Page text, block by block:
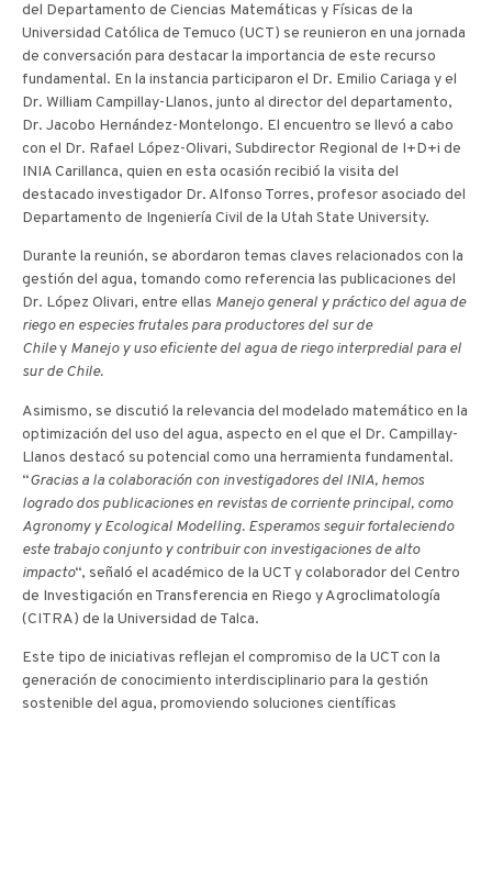
del Departamento de Ciencias Matemáticas y Físicas de la
Universidad Católica de Temuco (UCT) se reunieron en una jornada
de conversación para destacar la importancia de este recurso
fundamental. En la instancia participaron el Dr. Emilio Cariaga y el
Dr. William Campillay-Llanos, junto al director del departamento,
Dr. Jacobo Hernández-Montelongo. El encuentro se llevó a cabo
con el Dr. Rafael López-Olivari, Subdirector Regional de I+D+i de
INIA Carillanca, quien en esta ocasión recibió la visita del
destacado investigador Dr. Alfonso Torres, profesor asociado del
Departamento de Ingeniería Civil de la Utah State University.
Durante la reunión, se abordaron temas claves relacionados con la
gestión del agua, tomando como referencia las publicaciones del
Dr. López Olivari, entre ellas Manejo general y práctico del agua de
riego en especies frutales para productores del sur de
Chiley Manejo y uso eficiente del agua de riego interpredial para el
sur de Chile.
Asimismo, se discutió la relevancia del modelado matemático en la
optimización del uso del agua, aspecto en el que el Dr. Campillay-
Llanos destacó su potencial como una herramienta fundamental.
“Gracias a la colaboración con investigadores del INIA, hemos
logrado dos publicaciones en revistas de corriente principal, como
Agronomy y Ecological Modelling. Esperamos seguir fortaleciendo
este trabajo conjunto y contribuir con investigaciones de alto
impacto“, señaló el académico de la UCT y colaborador del Centro
de Investigación en Transferencia en Riego y Agroclimatología
(CITRA) de la Universidad de Talca.
Este tipo de iniciativas reflejan el compromiso de la UCT con la
generación de conocimiento interdisciplinario para la gestión
sostenible del agua, promoviendo soluciones científicas